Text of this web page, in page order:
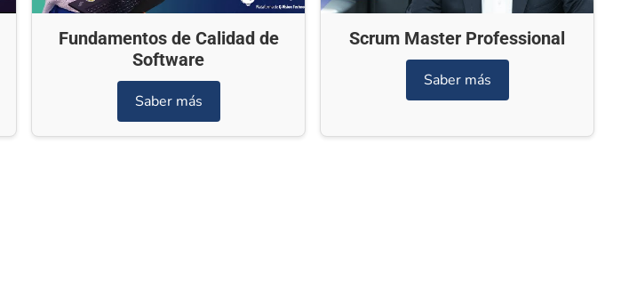
Fundamentos de Calidad de
Software
Saber más
Scrum Master Professional
Saber más